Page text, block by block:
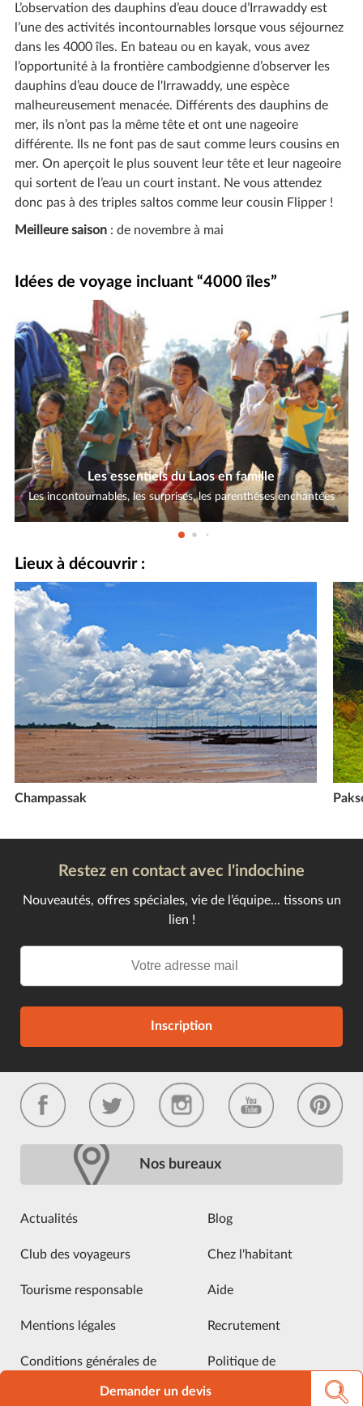
L’observation des dauphins d’eau douce d’Irrawaddy est
l’une des activités incontournables lorsque vous séjournez
dans les 4000 îles. En bateau ou en kayak, vous avez
l’opportunité à la frontière cambodgienne d’observer les
dauphins d’eau douce de l'Irrawaddy, une espèce
malheureusement menacée. Différents des dauphins de
mer, ils n’ont pas la même tête et ont une nageoire
différente. Ils ne font pas de saut comme leurs cousins en
mer. On aperçoit le plus souvent leur tête et leur nageoire
qui sortent de l’eau un court instant. Ne vous attendez
donc pas à des triples saltos comme leur cousin Flipper !
Meilleure saison: de novembre à mai
Idées de voyage incluant “4000 îles”
Les essentiels du Laos en famille
Les incontournables, les surprises, les parenthèses enchantées
Lieux à découvrir :
Champassak
Restez en contact avec l'indochine
Nouveautés, offres spéciales, vie de l’équipe... tissons un
lien !
Inscription
Nos bureaux
Actualités Blog
Club des voyageurs Chez l'habitant
Tourisme responsable Aide
Mentions légales Recrutement
Conditions générales de
Politique de
Demander un devis